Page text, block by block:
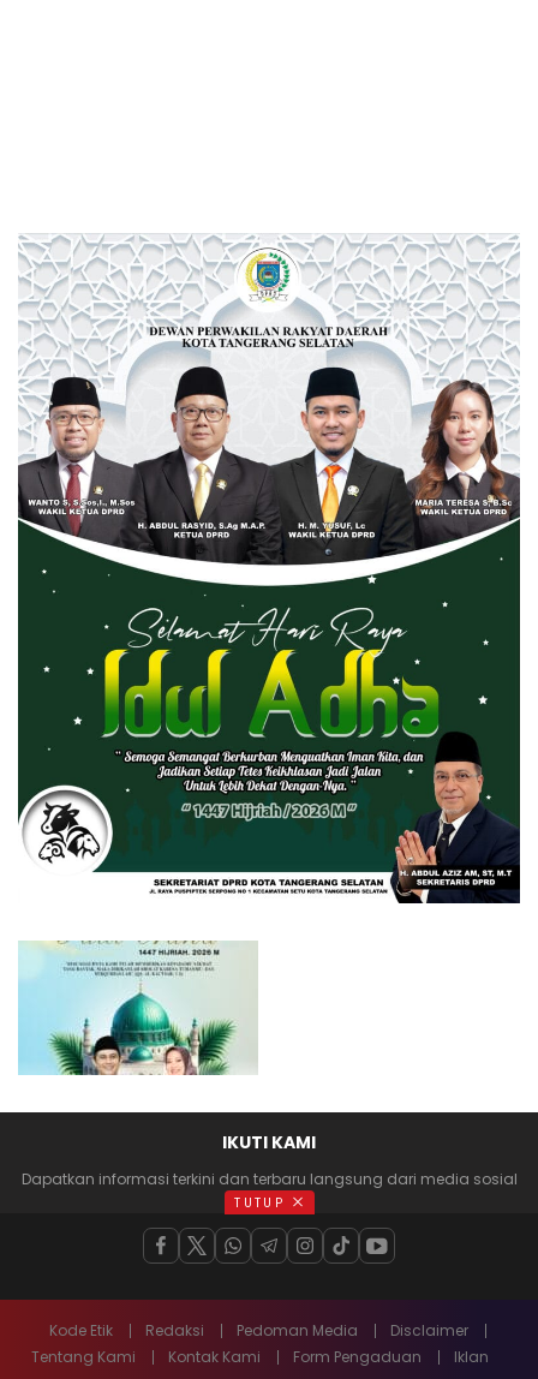
IKUTI KAMI
Dapatkan informasi terkini dan terbaru langsung dari media sosial
anda
Kode Etik Redaksi Pedoman Media
Disclaimer
Tentang Kami
Kontak Kami Form Pengaduan Iklan
TUTUP